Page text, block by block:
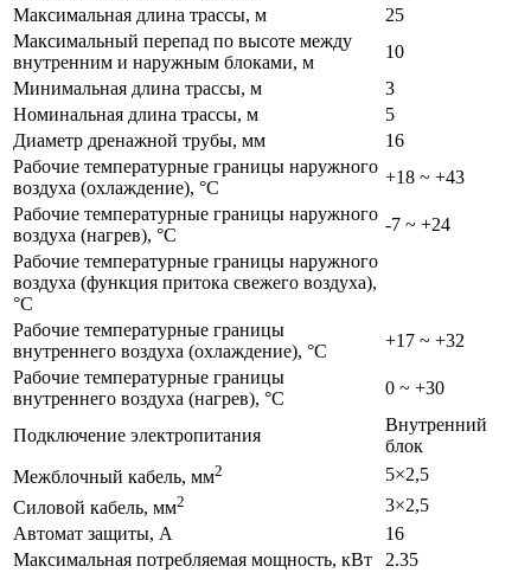
Максимальная длина трассы, м
25
Максимальный перепад по высоте между
внутренним и наружным блоками, м
10
Минимальная длина трассы, м
3
Номинальная длина трассы, м
5
Диаметр дренажной трубы, мм
16
Рабочие температурные границы наружного
воздуха (охлаждение), °C
+18 ~ +43
Рабочие температурные границы наружного
воздуха (нагрев), °C
-7 ~ +24
Рабочие температурные границы наружного
воздуха (функция притока свежего воздуха),
°C
Рабочие температурные границы
внутреннего воздуха (охлаждение), °C
+17 ~ +32
Рабочие температурные границы
внутреннего воздуха (нагрев), °C
0 ~ +30
Подключение электропитания
Внутренний
блок
Межблочный кабель, мм2
5×2,5
Силовой кабель, мм2
3×2,5
Автомат защиты, А
16
Максимальная потребляемая мощность, кВт
2.35